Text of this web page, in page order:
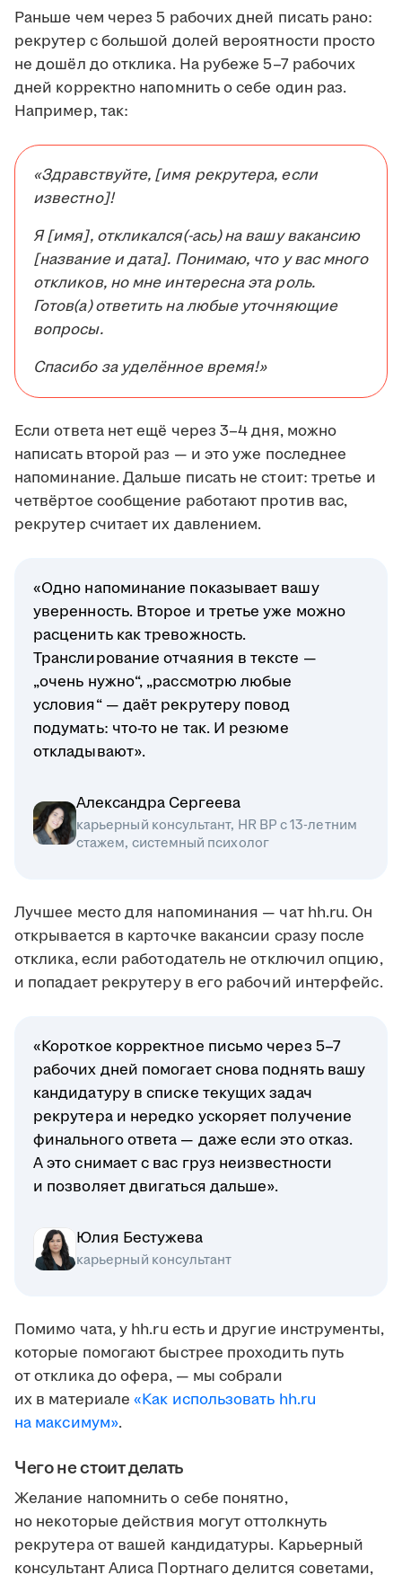
Раньше чем через 5 рабочих дней писать рано:
рекрутер с большой долей вероятности просто
не дошёл до отклика. На рубеже 5–7 рабочих
дней корректно напомнить о себе один раз.
Например, так:
«Здравствуйте, [имя рекрутера, если
известно]!
Я [имя], откликался(-ась) на вашу вакансию
[название и дата]. Понимаю, что у вас много
откликов, но мне интересна эта роль.
Готов(а) ответить на любые уточняющие
вопросы.
Спасибо за уделённое время!»
Если ответа нет ещё через 3–4 дня, можно
написать второй раз — и это уже последнее
напоминание. Дальше писать не стоит: третье и
четвёртое сообщение работают против вас,
рекрутер считает их давлением.
«Одно напоминание показывает вашу
уверенность. Второе и третье уже можно
расценить как тревожность.
Транслирование отчаяния в тексте —
„очень нужно“, „рассмотрю любые
условия“ — даёт рекрутеру повод
подумать: что-то не так. И резюме
откладывают».
Александра Сергеева
карьерный консультант, HR BP с 13-летним
стажем, системный психолог
Лучшее место для напоминания — чат hh.ru. Он
открывается в карточке вакансии сразу после
отклика, если работодатель не отключил опцию,
и попадает рекрутеру в его рабочий интерфейс.
«Короткое корректное письмо через 5–7
рабочих дней помогает снова поднять вашу
кандидатуру в списке текущих задач
рекрутера и нередко ускоряет получение
финального ответа — даже если это отказ.
А это снимает с вас груз неизвестности
и позволяет двигаться дальше».
Юлия Бестужева
карьерный консультант
Помимо чата, у hh.ru есть и другие инструменты,
которые помогают быстрее проходить путь
от отклика до офера, — мы собрали
их в материале«Как использовать hh.ru
на максимум».
Чего не стоит делать
Желание напомнить о себе понятно,
но некоторые действия могут оттолкнуть
рекрутера от вашей кандидатуры. Карьерный
консультант Алиса Портнаго делится советами,